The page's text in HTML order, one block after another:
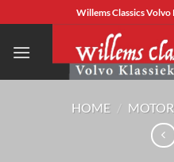
naar
inhoud
Willems Classics
HOME /